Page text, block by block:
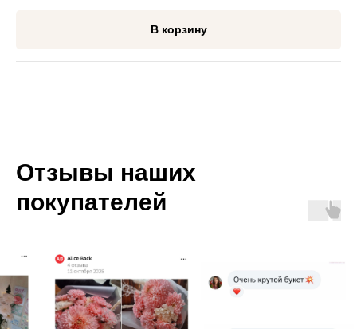
В корзину
Отзывы наших
покупателей